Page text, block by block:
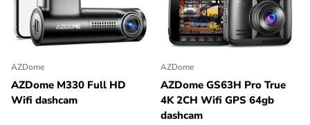
AZDome
AZDome M330 Full HD
Wifi dashcam
AZDome
AZDome GS63H Pro True
4K 2CH Wifi GPS 64gb
dashcam